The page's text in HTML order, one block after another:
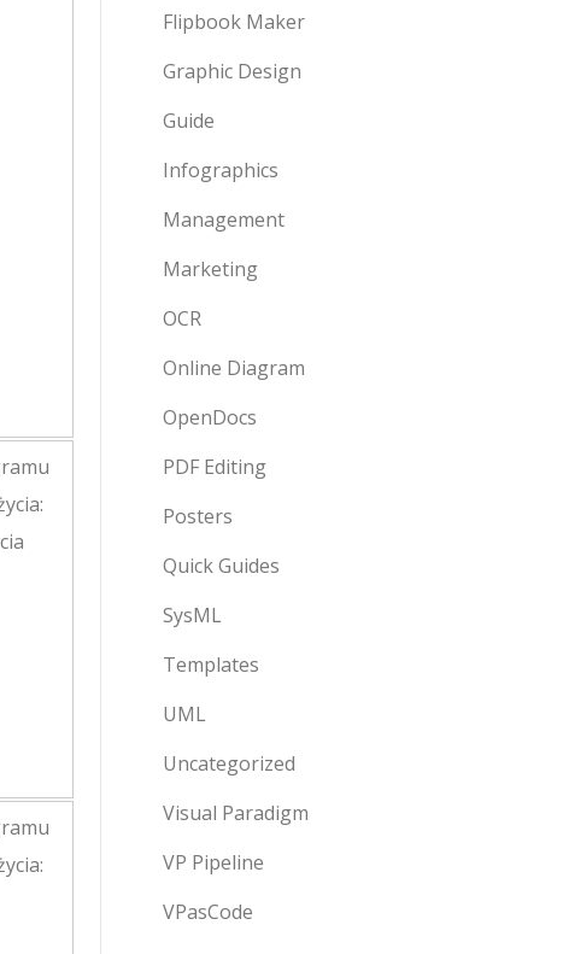
Flipbook Maker
Graphic Design
Guide
Infographics
Management
Marketing
OCR
Online Diagram
OpenDocs
PDF Editing
Posters
Quick Guides
SysML
Templates
UML
Uncategorized
Visual Paradigm
VP Pipeline
VPasCode